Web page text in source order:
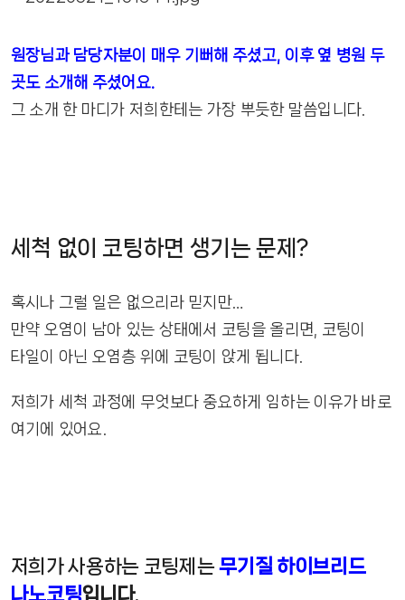
원장님과 담당자분이 매우 기뻐해 주셨고, 이후 옆 병원 두
곳도 소개해 주셨어요.
그 소개 한 마디가 저희한테는 가장 뿌듯한 말씀입니다.
세척 없이 코팅하면 생기는 문제?
혹시나 그럴 일은 없으리라 믿지만…
만약 오염이 남아 있는 상태에서 코팅을 올리면, 코팅이
타일이 아닌 오염층 위에 코팅이 앉게 됩니다.
저희가 세척 과정에 무엇보다 중요하게 임하는 이유가 바로
여기에 있어요.
저희가 사용하는 코팅제는무기질 하이브리드
나노코팅입니다.